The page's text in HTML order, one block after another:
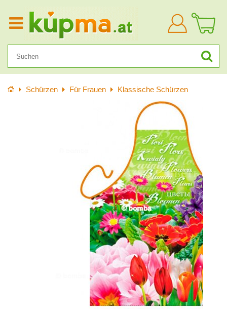
Anmelden
StartseiteSchürzen Für Frauen Klassische Schürzen